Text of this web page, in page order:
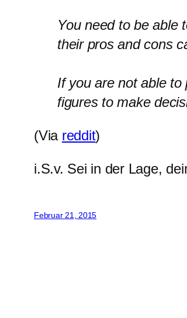
You need to be able
their pros and cons
If you are not able
figures to make
(Via reddit)
i.S.v. Sei in der Lage,
Februar 21, 2015